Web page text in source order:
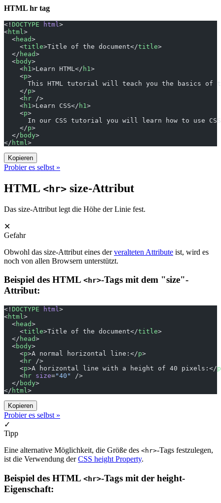
HTML hr tag
<! DOCTYPE html >
<html >
  <
head>
    <
title>Title of the document</title>
  </
head>
  <
body>
    <
h1 >Learn HTML</ h1 >
    <
p>
This HTML tutorial will teach you the basics of
    </
p>
    <
hr />
    <
h1 >Learn CSS</ h1 >
    <
p>
In our CSS tutorial you will learn how to use
    </
p>
  </
body>
</ html >
Kopieren
Probier es selbst »
HTML <hr> size-Attribut
Das size-Attribut legt die Höhe der Linie fest.
✕
Gefahr
Obwohl das size-Attribut eines derveralteten Attribute ist, wird es
noch von allen Browsern unterstützt.
Beispiel des HTML <hr>-Tags mit dem "size"-
Attribut:
<! DOCTYPE html>
<html>
  <
head>
    <
title>Title of the document</title>
  </
head>
  <
body>
    <
p>A normal horizontal line:</p>
    <
hr />
    <
p>A horizontal line with a height of 40 pixels:</p
    <
hr size="40"
/>
  </
body>
</ html>
Kopieren
Probier es selbst »
✓
Tipp
Eine alternative Möglichkeit, die Größe des <hr>-Tags festzulegen,
ist die Verwendung derCSS height Property.
Beispiel des HTML <hr>-Tags mit der height-
Eigenschaft: